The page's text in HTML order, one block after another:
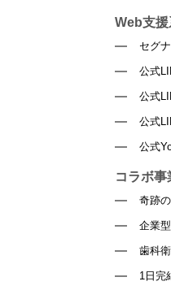
Web支
セグ
公式
公式
公式
公式
コラボ事
奇跡
企業
歯科
1日完